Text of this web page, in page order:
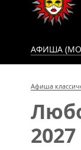
АФИША
Афиша
2027